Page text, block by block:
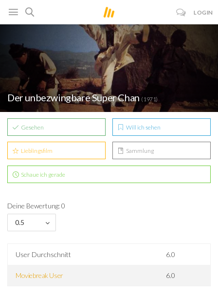
LOGIN
Der unbezwingbare Super Chan (1971)
Gesehen Will ich sehen
Lieblingsfilm Sammlung
Schaue ich gerade
Deine Bewertung: 0
0.5
User Durchschnitt 6.0
Moviebreak User 6.0